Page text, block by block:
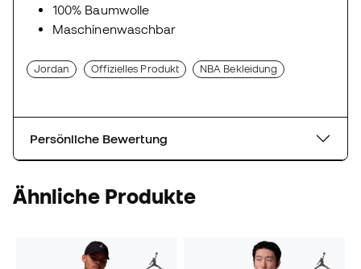
100% Baumwolle
Maschinenwaschbar
Jordan Offizielles Produkt NBA Bekleidung
Persönliche Bewertung
Ähnliche Produkte